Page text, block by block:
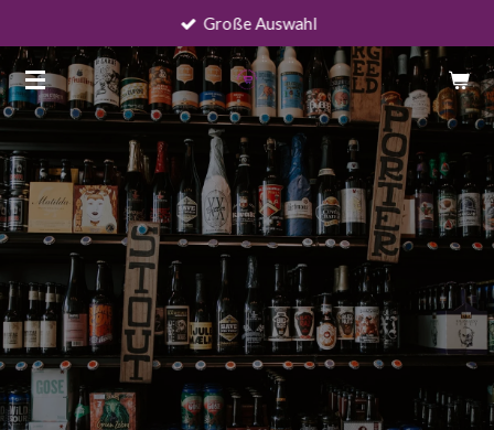
Hauptinhalt
springen
Große Auswahl